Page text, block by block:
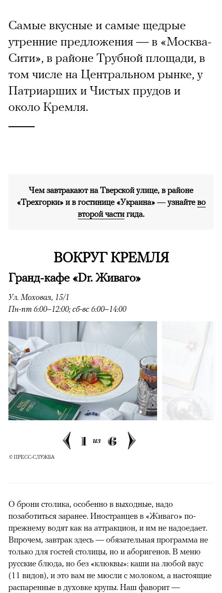
Самые вкусные и самые щедрые
утренние предложения — в «Москва-
Сити», в районе Трубной площади, в
том числе на Центральном рынке, у
Патриарших и Чистых прудов и
около Кремля.
Чем завтракают на Тверской улице, в районе
«Трехгорки» и в гостинице «Украина» — узнайтево
второй частигида.
ВОКРУГ КРЕМЛЯ
Гранд-кафе «Dr. Живаго»
Ул. Моховая, 15/1
Пн-пт 6:00–12:00; сб-вс 6:00–14:00
1 из 6
© ПРЕСС-СЛУЖБА
О брони столика, особенно в выходные, надо
позаботиться заранее. Иностранцев в «Живаго» по-
прежнему водят как на аттракцион, и им не надоедает.
Впрочем, завтрак здесь — обязательная программа не
только для гостей столицы, но и аборигенов. В меню
русские блюда, но без «клюквы»: каши на любой вкус
(11 видов), и это вам не мюсли с молоком, а настоящие
распаренные в духовке крупы. Наш фаворит —